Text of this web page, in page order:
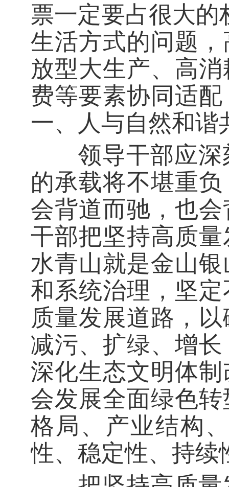
票一定要占很大的
生活方式的问题
放型大生产、高
费等要素协同适
一、人与自然和谐
领导干部应深
的承载将不堪重
会背道而驰，也
干部把坚持高质
水青山就是金山
和系统治理，坚
质量发展道路，
减污、扩绿、增
深化生态文明体
会发展全面绿色
格局、产业结构
性、稳定性、持续